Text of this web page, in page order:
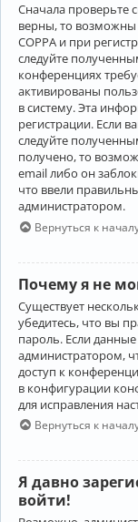
Сначала проверьте
верны, то возможны
COPPA и при
следуйте
конференциях
активированы
в систему. Эта
регистрации. Если
следуйте
получено, то
email либо он
что ввели
администратором.
Вернуться к
Почему я не
Существует
убедитесь, что вы
пароль. Если
администратором,
доступ к
в конфигурации
для исправления
Вернуться к
Я давно
войти!